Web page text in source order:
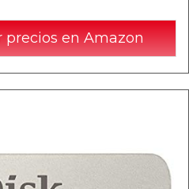
precios en Amazon